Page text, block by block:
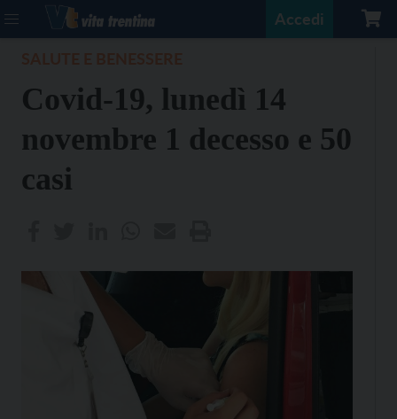
Accedi
Covid-19, lunedì 14
novembre 1 decesso e 50
casi